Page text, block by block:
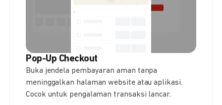
Pop-Up Checkout
Buka jendela pembayaran aman tanpa
meninggalkan halaman website atau aplikasi.
Cocok untuk pengalaman transaksi lancar.